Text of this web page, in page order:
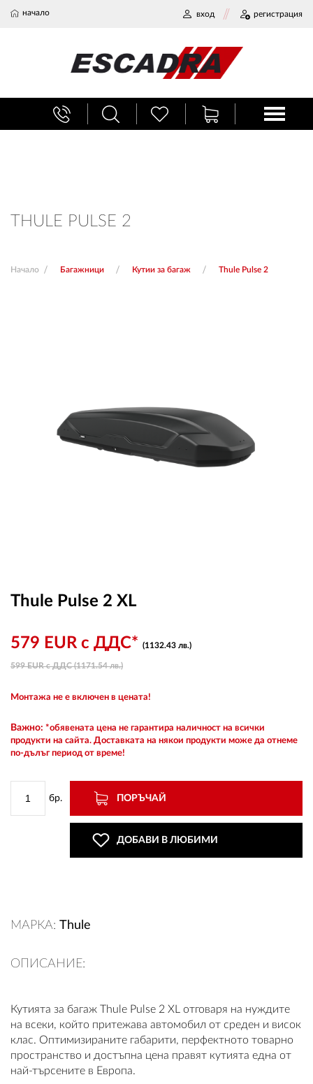
начало вход регистрация
THULE PULSE 2
Начало Багажници Кутии за багаж Thule Pulse 2
Thule Pulse 2 XL
579 EUR с ДДС* (1132.43 лв.)
599 EUR с ДДС (1171.54 лв.)
Монтажа не е включен в цената!
Важно: *обявената цена не гарантира наличност на всички
продукти на сайта. Доставката на някои продукти може да отнеме
по-дълъг период от време!
бр. ПОРЪЧАЙ
ДОБАВИ В ЛЮБИМИ
МАРКА: Thule
ОПИСАНИЕ:
Кутията за багаж Thule Pulse 2 XL отговаря на нуждите
на всеки, който притежава автомобил от среден и висок
клас. Оптимизираните габарити, перфектното товарно
пространство и достъпна цена правят кутията една от
най-търсените в Европа.
БАГАЖНИЦИ
Любими
0 продукта
РЕГИСТРАЦИЯ
КОНТАКТИ
ОБЩИ УСЛОВИЯ
СТОКИ НА КРЕДИТ
ПОЛИТИКА ЗА БИСКВИТКИ
ПЛАТФОРМА ЗА ОРС